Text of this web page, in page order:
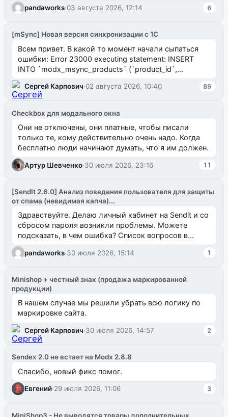
pandaworks·03 августа 2026, 12:14 6
[mSync] Новая версия синхронизации с 1С
Всем привет. В какой то момент начали сыпаться
ошибки: Error 23000 executing statement: INSERT
INTO `modx_msync_products` (`product_id`,
`uuid_1c`) VALUES ...
Сергей Карпович·02 августа 2026, 10:40 89
Checkbox для модального окна
Они не отключены, они платные, чтобы писали
только те, кому действительно очень надо. Когда
бесплатно люди начинают думать, что я им должен.
Артур Шевченко·30 июля 2026, 23:16 11
[SendIt 2.6.0] Анализ поведения пользователя для защиты
от спама (невидимая капча)...
Здравствуйте. Делаю личный кабинет на Sendit и со
сбросом пароля возникли проблемы. Можете
подсказать, в чем ошибка? Список вопросов в
одноименном разделе на modx.pro пока пуст, и,...
pandaworks·30 июля 2026, 15:14 1
Minishop + честный знак (продажа маркированной
продукции)
В нашем случае мы решили убрать всю логику по
маркировке сайта.
Сергей Карпович·30 июля 2026, 14:57 2
Sendex 2.0 не встает на Modx 2.8.8
Спасибо, новый фикс помог.
Евгений·29 июля 2026, 11:06 3
MiniShop3 - Не выводятся товары дополнительных